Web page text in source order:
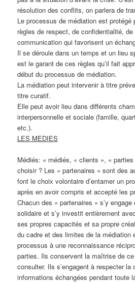
résolution des conflits, on parlera de
Le processus de médiation est protégé
règles de respect, de confidentialité,
communication qui favorisent un
Il se déroule dans un temps et un lieu
est le garant de ces règles qu’il fait
début du processus de médiation.
La médiation peut intervenir à titre
titre curatif.
Elle peut avoir lieu dans différents
interpersonnelle et sociale (famille,
etc.).
LES MEDIES
Médiés: « médiés, « clients », «
choisir ? Les « partenaires » sont des
font le choix volontaire d’entamer un
après en avoir compris et accepté les
Chacun des « partenaires » s’y
solidaire et s’y investit entièrement
ses propres capacités et sa propre
du cadre et des limites de la médiation
processus à une reconnaissance
parties. Ils conservent la maîtrise de
consulter. Ils s’engagent à respecter la
informations échangées pendant toute